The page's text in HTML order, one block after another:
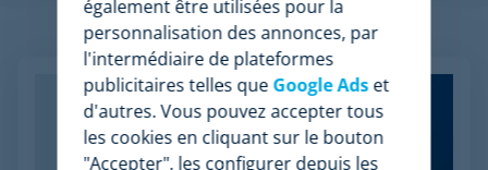
Articles apparentés
également être utilisées pour la
personnalisation des annonces, par
l'intermédiaire de plateformes
publicitaires telles que Google Adset
d'autres. Vous pouvez accepter tous
les cookies en cliquant sur le bouton
"Accepter", les configurer depuis les